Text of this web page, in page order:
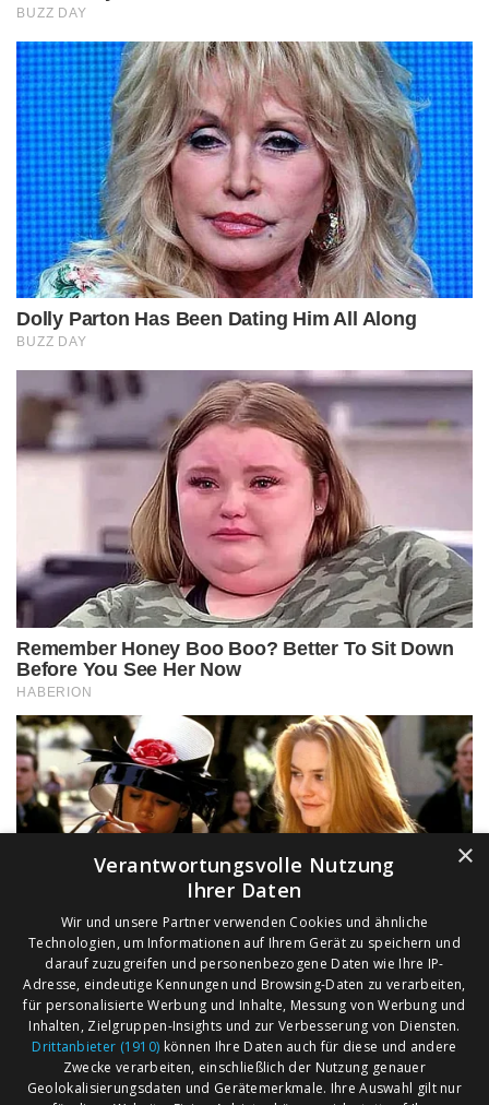
×
Verantwortungsvolle Nutzung
Ihrer Daten
Wir und unsere Partner verwenden Cookies und ähnliche
Technologien, um Informationen auf Ihrem Gerät zu speichern und
darauf zuzugreifen und personenbezogene Daten wie Ihre IP-
Adresse, eindeutige Kennungen und Browsing-Daten zu verarbeiten,
für personalisierte Werbung und Inhalte, Messung von Werbung und
Inhalten, Zielgruppen-Insights und zur Verbesserung von Diensten.
Drittanbieter (1910) können Ihre Daten auch für diese und andere
Zwecke verarbeiten, einschließlich der Nutzung genauer
Geolokalisierungsdaten und Gerätemerkmale. Ihre Auswahl gilt nur